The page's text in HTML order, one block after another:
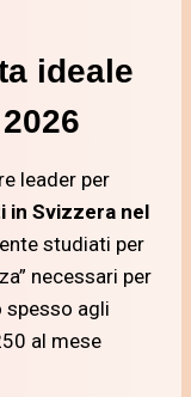
ideale
leader per
in Svizzera nel
studiati per
necessari per
spesso agli
al mese